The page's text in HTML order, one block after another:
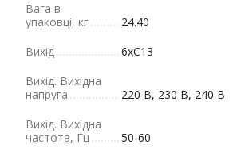
Вага в
упаковці, кг
24.40
Вихід
6xC13
Вихід. Вихідна
напруга
220 В, 230 В, 240 В
Вихід. Вихідна
частота, Гц
50-60